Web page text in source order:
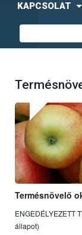
KAPCSOLAT
Termésnövelő
ENGEDÉLYEZETT
állapot)